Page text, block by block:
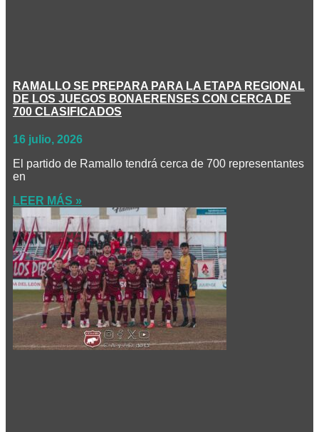
RAMALLO SE PREPARA PARA LA ETAPA REGIONAL
DE LOS JUEGOS BONAERENSES CON CERCA DE
700 CLASIFICADOS
16 julio, 2026
El partido de Ramallo tendrá cerca de 700 representantes
en
LEER MÁS »